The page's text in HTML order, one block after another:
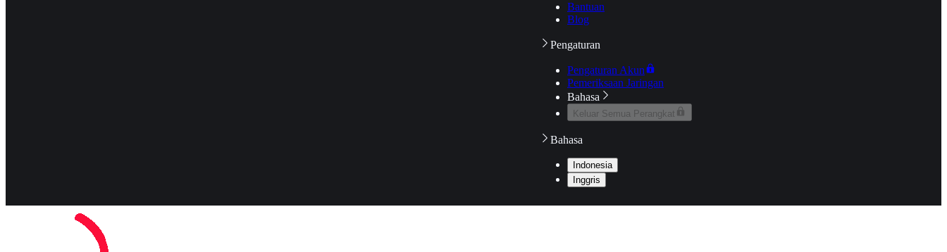
Bantuan
Blog
Pengaturan
Pengaturan Akun
Pemeriksaan Jaringan
Bahasa
Keluar Semua Perangkat
Bahasa
Indonesia
Inggris